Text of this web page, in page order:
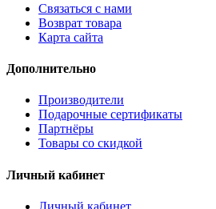
Связаться с нами
Возврат товара
Карта сайта
Дополнительно
Производители
Подарочные сертификаты
Партнёры
Товары со скидкой
Личный кабинет
Личный кабинет